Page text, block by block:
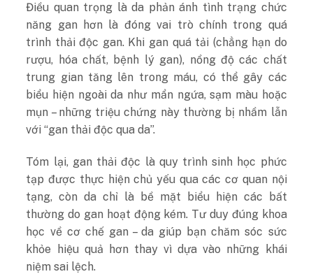
Điều quan trọng là da phản ánh tình trạng chức
năng gan hơn là đóng vai trò chính trong quá
trình thải độc gan. Khi gan quá tải (chẳng hạn do
rượu, hóa chất, bệnh lý gan), nồng độ các chất
trung gian tăng lên trong máu, có thể gây các
biểu hiện ngoài da như mẩn ngứa, sạm màu hoặc
mụn – những triệu chứng này thường bị nhầm lẫn
với “gan thải độc qua da”.
Tóm lại, gan thải độc là quy trình sinh học phức
tạp được thực hiện chủ yếu qua các cơ quan nội
tạng, còn da chỉ là bề mặt biểu hiện các bất
thường do gan hoạt động kém. Tư duy đúng khoa
học về cơ chế gan – da giúp bạn chăm sóc sức
khỏe hiệu quả hơn thay vì dựa vào những khái
niệm sai lệch.